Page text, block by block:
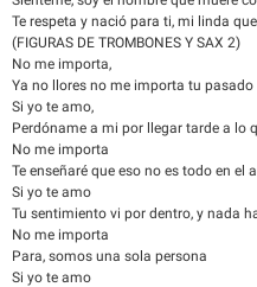
Te respeta y nació para ti, mi linda
(FIGURAS DE TROMBONES Y SAX 2)
No me importa,
Ya no llores no me importa tu pasado
Si yo te amo,
Perdóname a mi por llegar tarde a lo
No me importa
Te enseñaré que eso no es todo en el
Si yo te amo
Tu sentimiento vi por dentro, y nada
No me importa
Para, somos una sola persona
Si yo te amo